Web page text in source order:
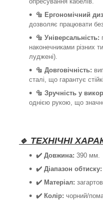
🔩 Ергономічний
дозволяє працювати
🔩 Універсальність:
наконечниками різних
луджені).
🔩 Довговічність:
сталі, що гарантує
🔩 Зручність у
однією рукою, що
🔹 ТЕХНІЧНІ
✔️ Довжина: 390 мм.
✔️ Діапазон обтиску:
✔️ Матеріал:
✔️ Колір: чорний/